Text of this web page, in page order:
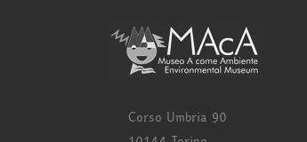
Corso Umbria 90